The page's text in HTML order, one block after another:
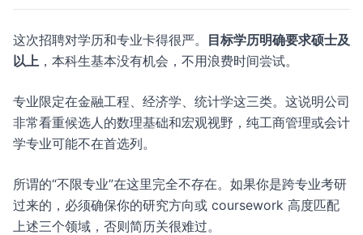
这次招聘对学历和专业卡得很严。 目标学历明确要求硕士及
以上 ，本科生基本没有机会，不用浪费时间尝试。
专业限定在金融工程、经济学、统计学这三类。这说明公司
非常看重候选人的数理基础和宏观视野，纯工商管理或会计
学专业可能不在首选列。
所谓的“不限专业”在这里完全不存在。如果你是跨专业考研
过来的，必须确保你的研究方向或 coursework 高度匹配
上述三个领域，否则简历关很难过。